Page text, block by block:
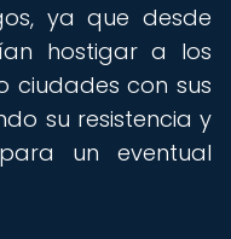
ya que desde
hostigar a los
ciudades con sus
su resistencia y
un eventual